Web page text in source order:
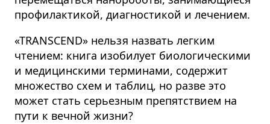
профилактикой, диагностикой и лечением.
«TRANSCEND» нельзя назвать легким
чтением: книга изобилует биологическими
и медицинскими терминами, содержит
множество схем и таблиц, но разве это
может стать серьезным препятствием на
пути к вечной жизни?